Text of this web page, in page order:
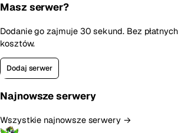
Masz serwer?
Dodanie go zajmuje 30 sekund. Bez
kosztów.
Dodaj serwer
Najnowsze serwery
Wszystkie najnowsze serwery →